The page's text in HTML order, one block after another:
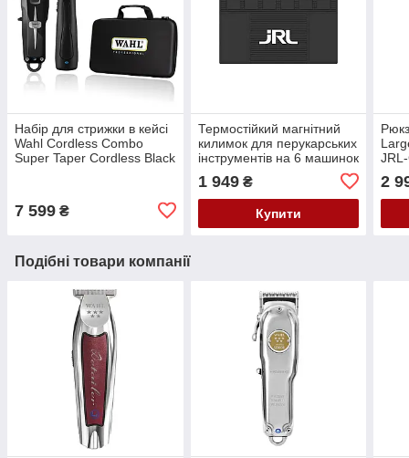
Набір для стрижки в кейсі
Wahl Cordless Combo
Super Taper Cordless Black
7 599 ₴
Термостійкий магнітний
килимок для перукарських
інструментів на 6 машинок
1 949₴
Купити
2
Подібні товари компанії